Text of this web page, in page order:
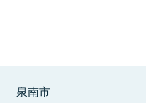
泉南市